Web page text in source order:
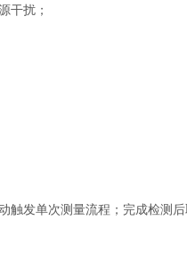
干扰；
触发单次测量流程；完成检测